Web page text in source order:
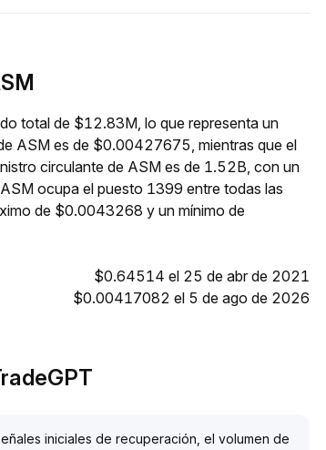
total de $12.83M, lo que representa un
ASM es de $0.00427675, mientras que el
circulante de ASM es de 1.52B, con un
ocupa el puesto 1399 entre todas las
de $0.0043268 y un mínimo de
$0.64514 el 25 de abr de 2021
$0.00417082 el 5 de ago de 2026
iniciales de recuperación, el volumen de